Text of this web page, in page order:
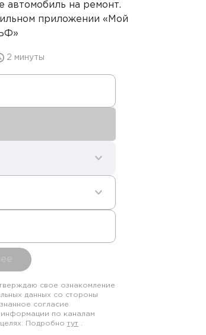
автомобиль на ремонт.
приложении «Мой
2 минуты
свое ознакомление
данных со стороны
согласие
по каналам
Подробно тут .